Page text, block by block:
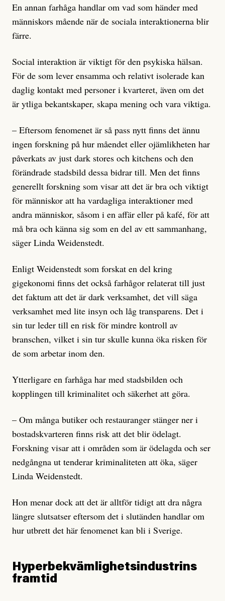
En annan farhåga handlar om vad som händer med
människors mående när de sociala interaktionerna blir
färre.
Social interaktion är viktigt för den psykiska hälsan.
För de som lever ensamma och relativt isolerade kan
daglig kontakt med personer i kvarteret, även om det
är ytliga bekantskaper, skapa mening och vara viktiga.
– Eftersom fenomenet är så pass nytt finns det ännu
ingen forskning på hur måendet eller ojämlikheten har
påverkats av just dark stores och kitchens och den
förändrade stadsbild dessa bidrar till. Men det finns
generellt forskning som visar att det är bra och viktigt
för människor att ha vardagliga interaktioner med
andra människor, såsom i en affär eller på kafé, för att
må bra och känna sig som en del av ett sammanhang,
säger Linda Weidenstedt.
Enligt Weidenstedt som forskat en del kring
gigekonomi finns det också farhågor relaterat till just
det faktum att det är dark verksamhet, det vill säga
verksamhet med lite insyn och låg transparens. Det i
sin tur leder till en risk för mindre kontroll av
branschen, vilket i sin tur skulle kunna öka risken för
de som arbetar inom den.
Ytterligare en farhåga har med stadsbilden och
kopplingen till kriminalitet och säkerhet att göra.
– Om många butiker och restauranger stänger ner i
bostadskvarteren finns risk att det blir ödelagt.
Forskning visar att i områden som är ödelagda och ser
nedgångna ut tenderar kriminaliteten att öka, säger
Linda Weidenstedt.
Hon menar dock att det är alltför tidigt att dra några
längre slutsatser eftersom det i slutänden handlar om
hur utbrett det här fenomenet kan bli i Sverige.
Hyperbekvämlighetsindustrins
framtid